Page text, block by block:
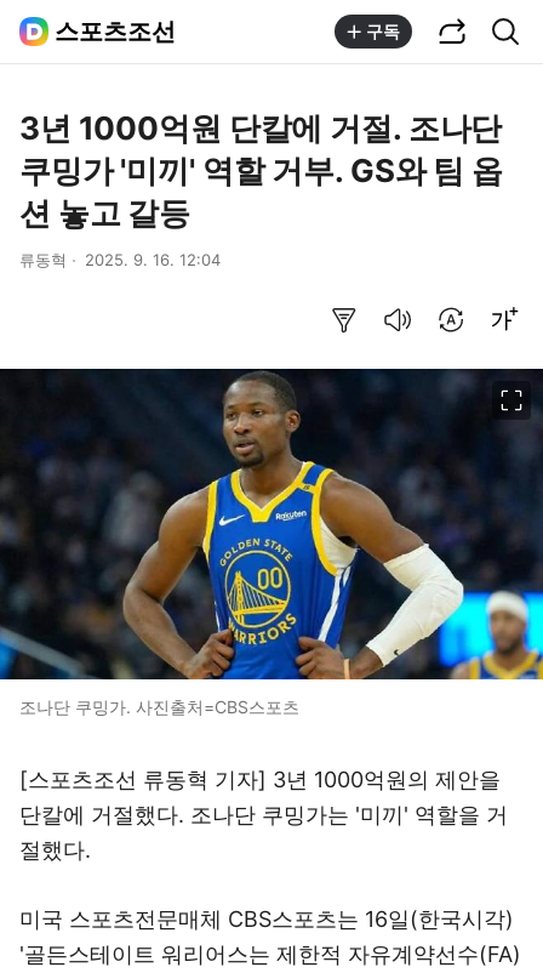
스포츠조선 구독
3년 1000억원 단칼에 거절. 조나단
쿠밍가 '미끼' 역할 거부. GS와 팀 옵
션 놓고 갈등
류동혁 2025. 9. 16. 12:04
조나단 쿠밍가. 사진출처=CBS스포츠
[스포츠조선 류동혁 기자] 3년 1000억원의 제안을
단칼에 거절했다. 조나단 쿠밍가는 '미끼' 역할을 거
절했다.
미국 스포츠전문매체 CBS스포츠는 16일(한국시각)
'골든스테이트 워리어스는 제한적 자유계약선수(FA)